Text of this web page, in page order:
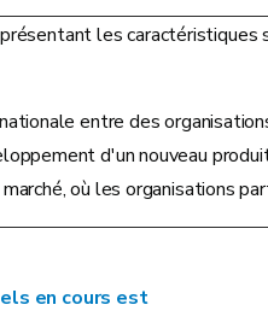
les caractéristiques
entre des
d'un nouveau
où les organisations
en cours est